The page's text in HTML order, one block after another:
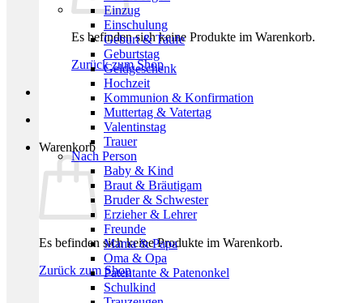
Es befinden sich keine Produkte im Warenkorb.
Zurück zum Shop
Warenkorb
Es befinden sich keine Produkte im Warenkorb.
Zurück zum Shop
Einzug
Einschulung
Geburt & Taufe
Geburtstag
Geldgeschenk
Hochzeit
Kommunion & Konfirmation
Muttertag & Vatertag
Valentinstag
Trauer
Nach Person
Baby & Kind
Braut & Bräutigam
Bruder & Schwester
Erzieher & Lehrer
Freunde
Mama & Papa
Oma & Opa
Patentante & Patenonkel
Schulkind